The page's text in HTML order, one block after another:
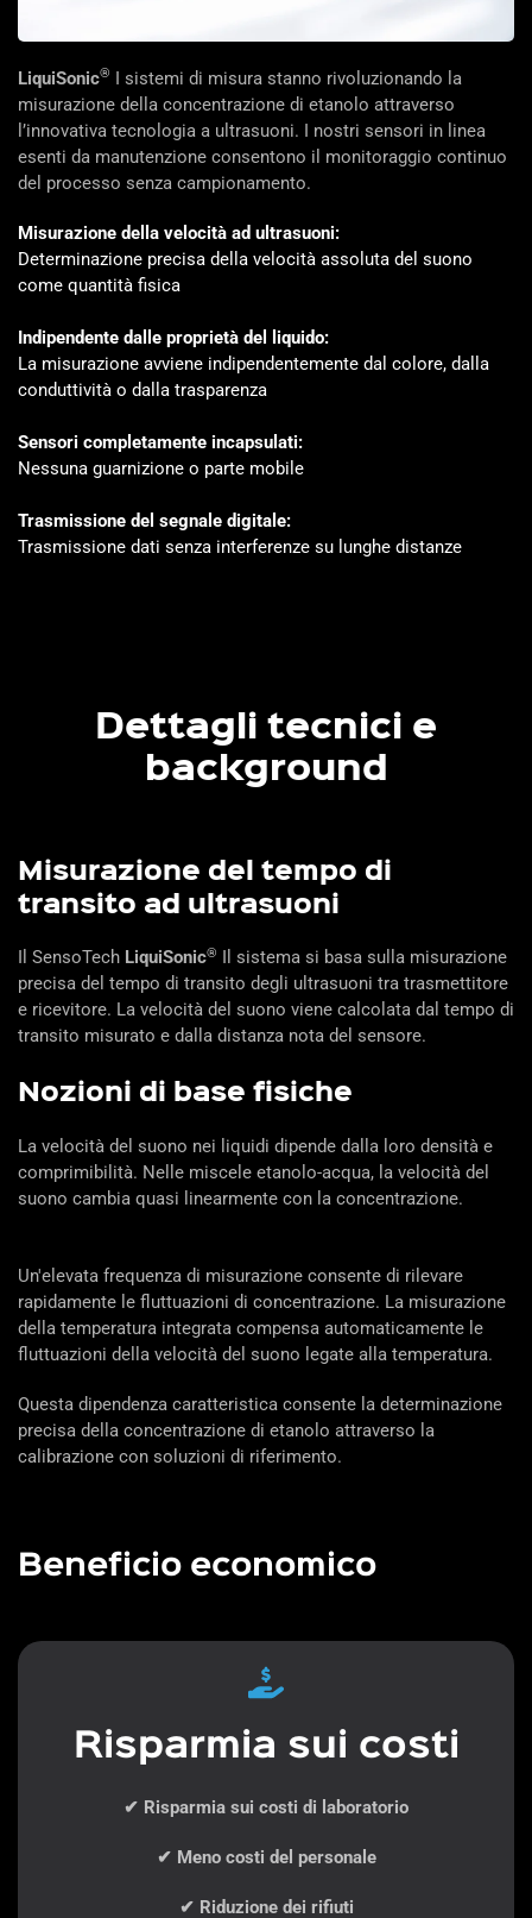
LiquiSonic® I sistemi di misura stanno rivoluzionando la
misurazione della concentrazione di etanolo attraverso
l’innovativa tecnologia a ultrasuoni. I nostri sensori in linea
esenti da manutenzione consentono il monitoraggio continuo
del processo senza campionamento.
Misurazione della velocità ad ultrasuoni:
Determinazione precisa della velocità assoluta del suono
come quantità fisica
Indipendente dalle proprietà del liquido:
La misurazione avviene indipendentemente dal colore, dalla
conduttività o dalla trasparenza
Sensori completamente incapsulati:
Nessuna guarnizione o parte mobile
Trasmissione del segnale digitale:
Trasmissione dati senza interferenze su lunghe distanze
Dettagli tecnici e
background
Misurazione del tempo di
transito ad ultrasuoni
Il SensoTech LiquiSonic®
Il sistema si basa sulla misurazione
precisa del tempo di transito degli ultrasuoni tra trasmettitore
e ricevitore. La velocità del suono viene calcolata dal tempo di
transito misurato e dalla distanza nota del sensore.
Nozioni di base fisiche
La velocità del suono nei liquidi dipende dalla loro densità e
comprimibilità. Nelle miscele etanolo-acqua, la velocità del
suono cambia quasi linearmente con la concentrazione.
Un'elevata frequenza di misurazione consente di rilevare
rapidamente le fluttuazioni di concentrazione. La misurazione
della temperatura integrata compensa automaticamente le
fluttuazioni della velocità del suono legate alla temperatura.
Questa dipendenza caratteristica consente la determinazione
precisa della concentrazione di etanolo attraverso la
calibrazione con soluzioni di riferimento.
Beneficio economico
Risparmia sui costi
✔ Risparmia sui costi di laboratorio
✔ Meno costi del personale
✔ Riduzione dei rifiuti